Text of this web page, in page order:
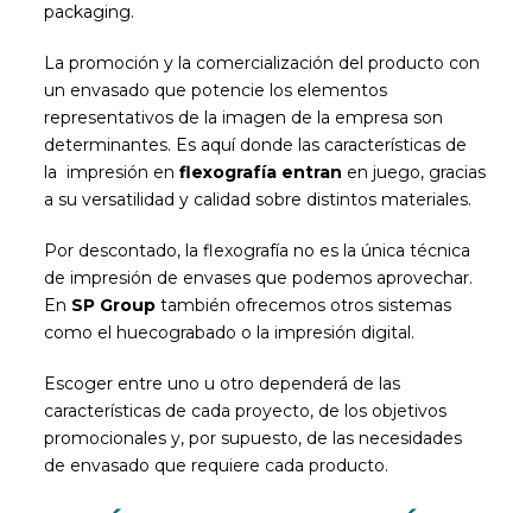
packaging.
La promoción y la comercialización del producto con
un envasado que potencie los elementos
representativos de la imagen de la empresa son
determinantes. Es aquí donde las características de
la impresión enflexografía entran en juego, gracias
a su versatilidad y calidad sobre distintos materiales.
Por descontado, la flexografía no es la única técnica
de impresión de envases que podemos aprovechar.
En SP Group también ofrecemos otros sistemas
como el huecograbado o la impresión digital.
Escoger entre uno u otro dependerá de las
características de cada proyecto, de los objetivos
promocionales y, por supuesto, de las necesidades
de envasado que requiere cada producto.